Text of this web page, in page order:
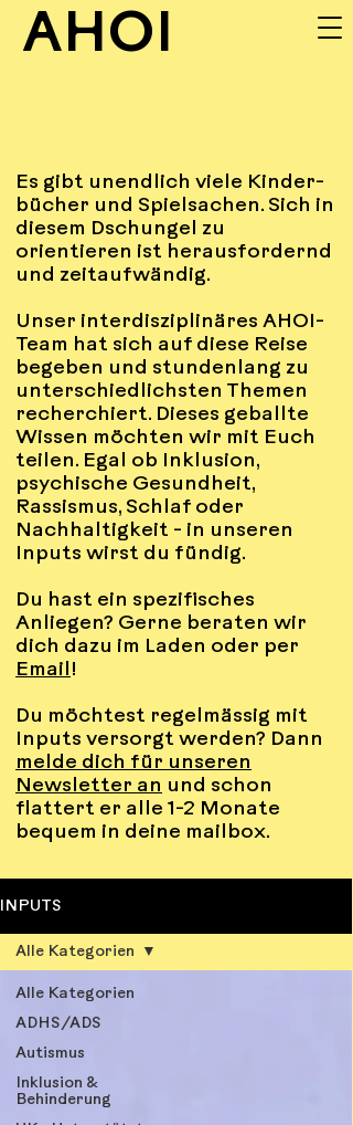
AHOI
INPUTS
Es gibt unendlich viele Kinder-
bücher und Spielsachen. Sich in
diesem Dschungel zu
orientieren ist herausfordernd
und zeitaufwändig.
Unser interdisziplinäres AHOI-
Team hat sich auf diese Reise
begeben und stundenlang zu
unterschiedlichsten Themen
recherchiert. Dieses geballte
Wissen möchten wir mit Euch
teilen. Egal ob Inklusion,
psychische Gesundheit,
Rassismus, Schlaf oder
Nachhaltigkeit - in unseren
Inputs wirst du fündig.
Du hast ein spezifisches
Anliegen? Gerne beraten wir
dich dazu im Laden oder per
Email !
Du möchtest regelmässig mit
Inputs versorgt werden? Dann
melde dich für unseren
Newsletter an und schon
flattert er alle 1-2 Monate
bequem in deine mailbox.
INPUTS
Alle Kategorien
ADHS/ADS
Autismus
Inklusion &
Behinderung
Alle Kategorien